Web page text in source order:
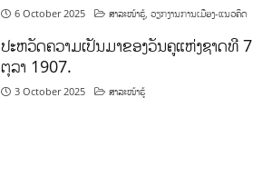
6 October 2025 ສາລະໜ້າຮູ້ ,ວຽກງານການເມືອງ-ແນວຄິດ
ປະຫວັດຄວາມເປັນມາຂອງວັນຄູແຫ່ງຊາດທີ 7
ຕຸລາ 1907.
3 October 2025 ສາລະໜ້າຮູ້